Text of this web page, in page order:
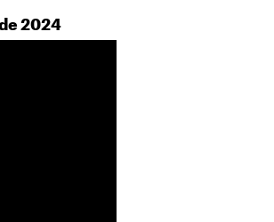
2024